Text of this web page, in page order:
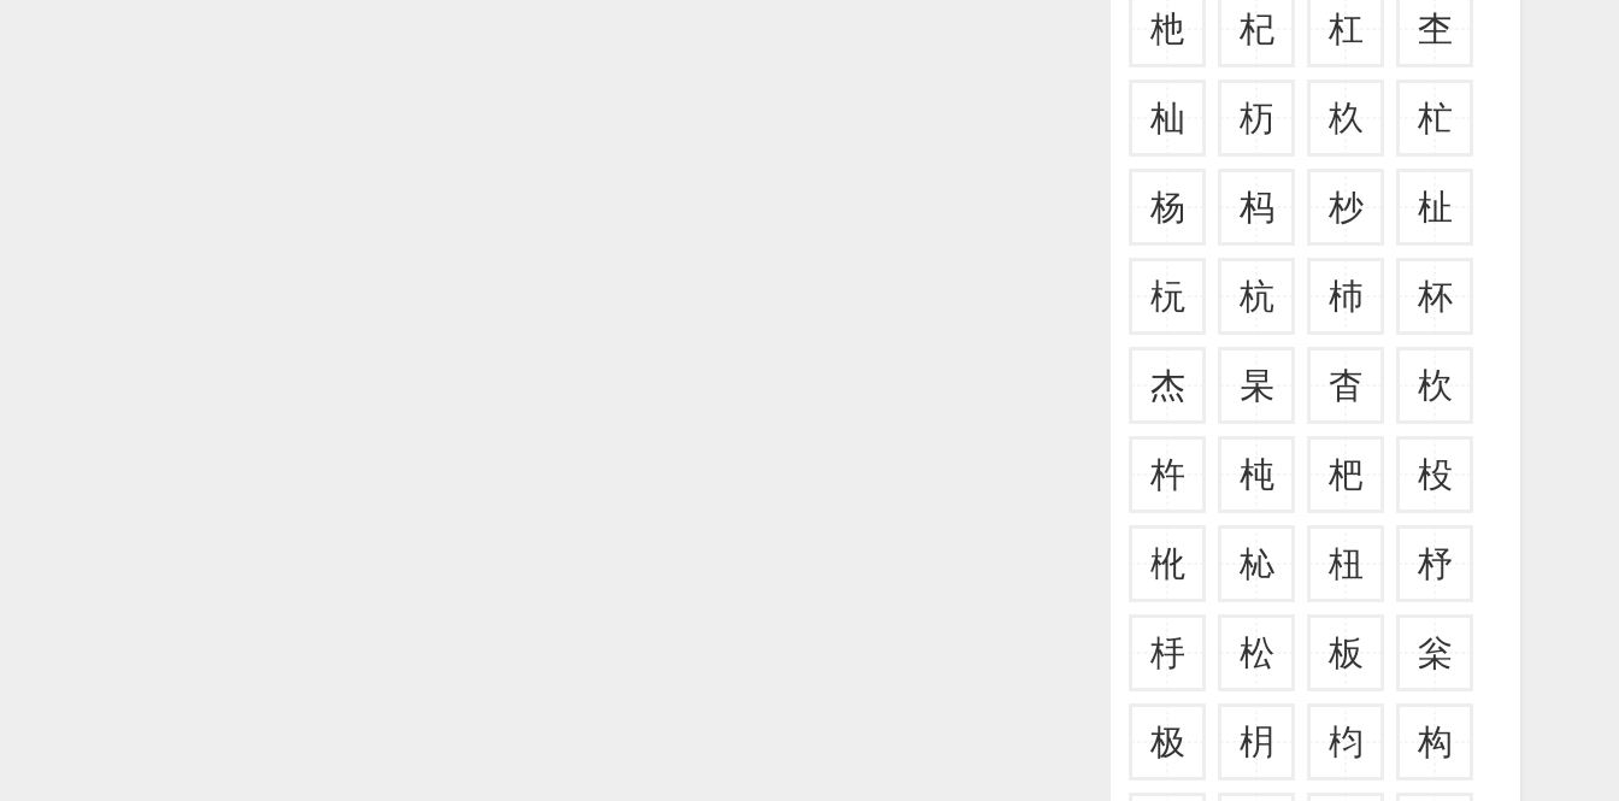
杝 杞 杠 杢
杣 杤 杦 杧
杨 杩 杪 杫
杬 杭 杮 杯
杰 杲 杳 杴
杵 杶 杷 杸
杹 杺 杻 杼
杽 松 板 枀
极 枂 枃 构